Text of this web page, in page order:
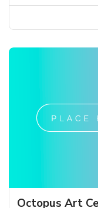
Octopus Art